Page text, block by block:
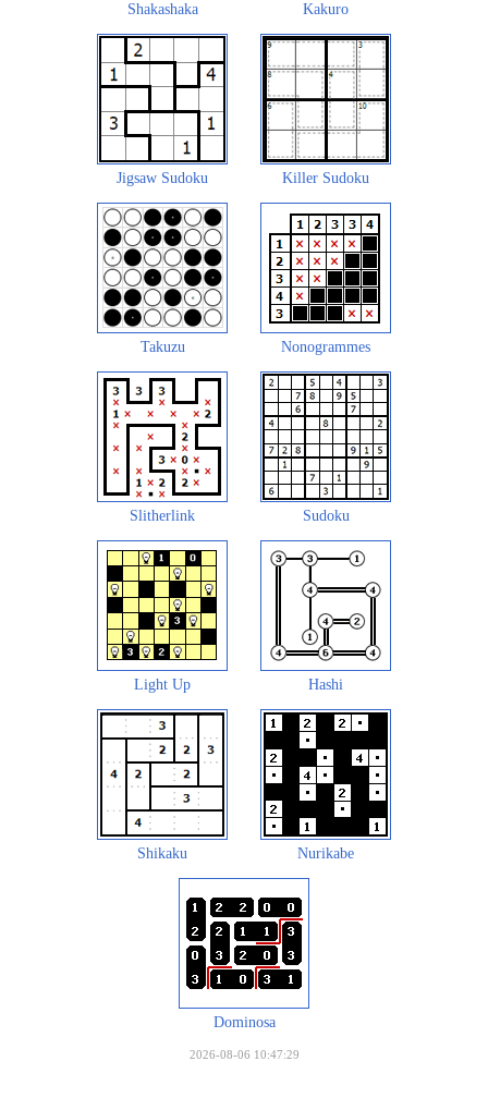
Shakashaka Kakuro
Jigsaw Sudoku Killer Sudoku
Takuzu Nonogrammes
Slitherlink Sudoku
Light Up Hashi
Shikaku Nurikabe
Dominosa
2026-08-06 10:47:29